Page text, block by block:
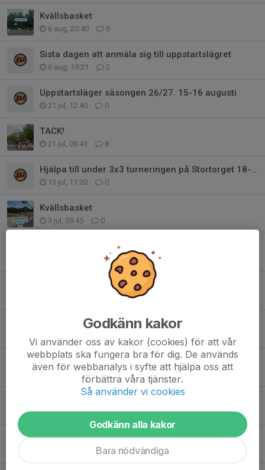
Kvällsbasket
6 aug, 20:40 0
Sista dagen att anmäla sig till uppstartslägret
6 aug, 19:21 2
Uppstartsläger säsongen 26/27. 15-16 augusti
21 jul, 12:40 0
TACK!
21 jul, 09:43 8
Hjälpa till under 3x3 turneringen på Stortorget 18-19 juli
13 jul, 11:20 0
Kvällsbasket
3 jul, 09:45 0
0
Open-gym och sommarträningar
3x3 turnering 18-19 juli!
Landslagsspelare hälsar på imorgon i Rönnehallen
31 maj, 16:41
13 maj, 09:21 1
Enkät för tjejer 11-16 år
0
Godkänn kakor
Vi använder oss av kakor (cookies) för att vår
webbplats ska fungera bra för dig. De används
även för webbanalys i syfte att hjälpa oss att
förbättra våra tjänster.
Så använder vi cookies
Godkänn alla kakor
Bara nödvändiga